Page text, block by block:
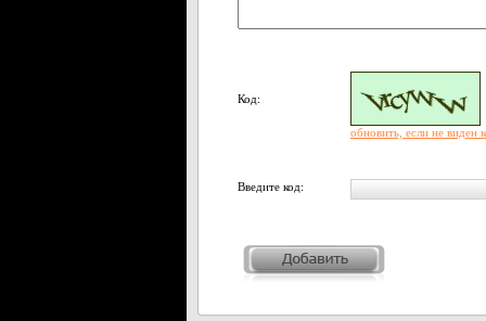
Код:
обновить, если не виден
Введите код: